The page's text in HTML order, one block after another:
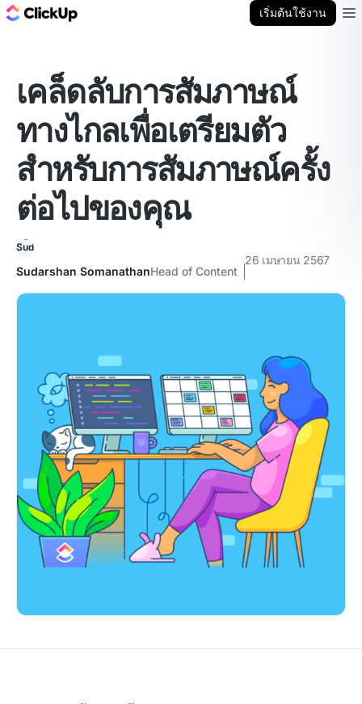
เริ่มต้นใช้งาน
เคล็ดลับการสัมภาษณ์
ทางไกลเพื่อเตรียมตัว
สำหรับการสัมภาษณ์ครั้ง
ต่อไปของคุณ
Sudarshan SomanathanHead of Content
26 เมษายน 2567